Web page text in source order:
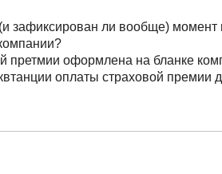
зафиксирован ли вообще)
претмии оформлена на бланке
оплаты страховой премии